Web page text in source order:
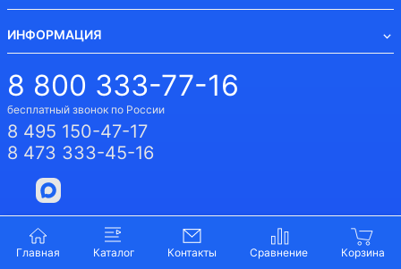
Главная Каталог Контакты
ИНФОРМАЦИЯ
8 800 333-77-16
бесплатный звонок по России
8 495 150-47-17
8 473 333-45-16
Aleplast-emkosti@mail.ru
394049, г. Воронеж, Рабочий пр-т, д. 101/7